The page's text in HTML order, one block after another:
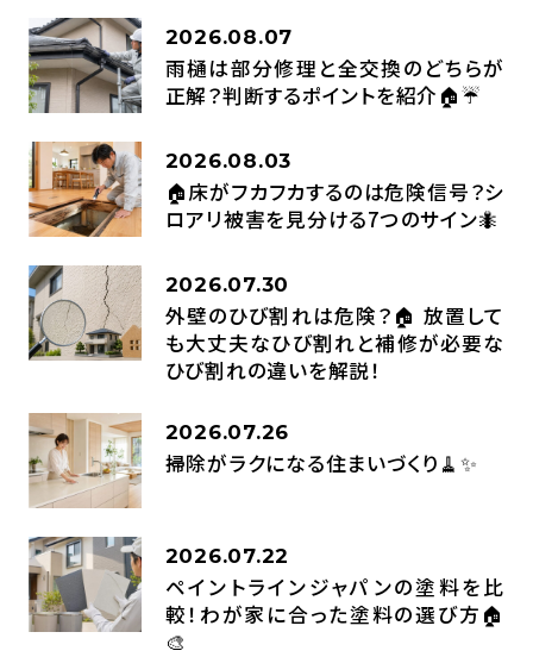
2026.08.07
雨樋は部分修理と全交換のどちらが
正解？判断するポイントを紹介🏠☔
2026.08.03
🏠床がフカフカするのは危険信号？シ
ロアリ被害を見分ける7つのサイン🐜
2026.07.30
外壁のひび割れは危険？🏠 放置して
も大丈夫なひび割れと補修が必要な
ひび割れの違いを解説！
2026.07.26
掃除がラクになる住まいづくり🧹✨
2026.07.22
ペイントラインジャパンの塗料を比
較！わが家に合った塗料の選び方🏠
🎨